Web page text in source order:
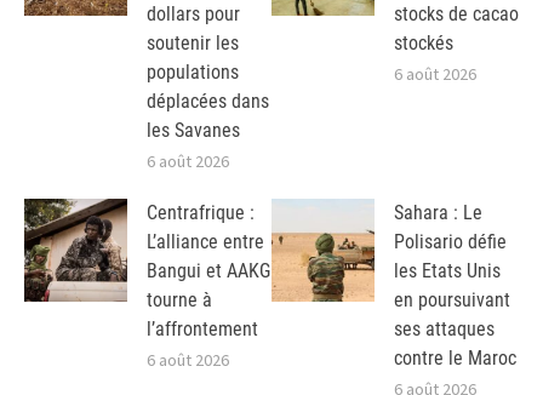
dollars pour
soutenir les
populations
déplacées dans
les Savanes
6 août 2026
stocks de cacao
stockés
6 août 2026
Centrafrique :
L’alliance entre
Bangui et AAKG
tourne à
l’affrontement
6 août 2026
Sahara : Le
Polisario défie
les Etats Unis
en poursuivant
ses attaques
contre le Maroc
6 août 2026